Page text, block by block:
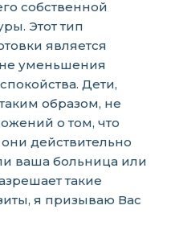
собственной
Этот тип
является
уменьшения
Дети,
образом, не
о том, что
действительно
ваша больница или
такие
я призываю Вас